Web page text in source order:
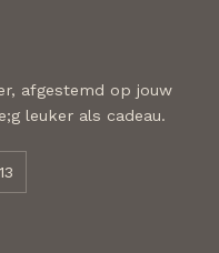
afgestemd op jouw
leuker als cadeau.